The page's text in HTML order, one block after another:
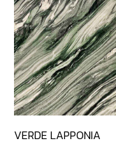
VERDE LAPPONIA